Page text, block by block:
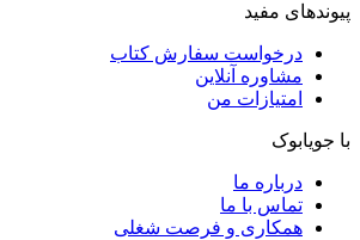
پیوندهای مفید
درخواست سفارش کتاب
مشاوره آنلاین
امتیازات من
با جویابوک
درباره ما
تماس با ما
همکاری و فرصت شغلی